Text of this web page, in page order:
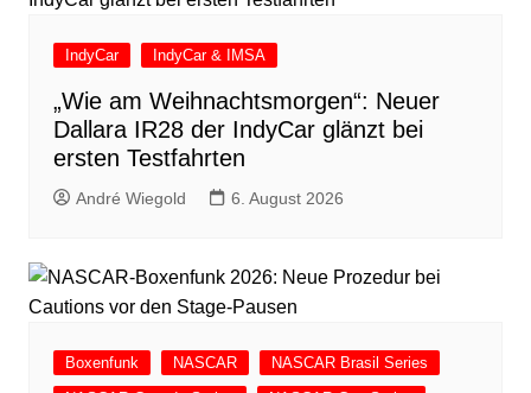
IndyCar IndyCar & IMSA
„Wie am Weihnachtsmorgen“: Neuer
Dallara IR28 der IndyCar glänzt bei
ersten Testfahrten
André Wiegold 6. August 2026
Boxenfunk NASCAR
NASCAR Brasil Series